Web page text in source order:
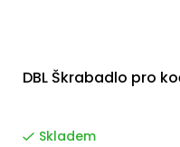
DBL Škrabadlo pro
Skladem